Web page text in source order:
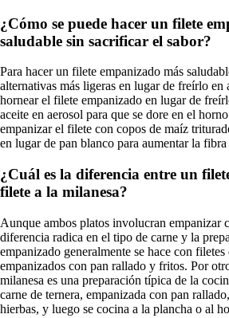
¿Cómo se puede hacer un filete
saludable sin sacrificar el sabor?
Para hacer un filete empanizado más
alternativas más ligeras en lugar de freírlo en
hornear el filete empanizado en lugar de
aceite en aerosol para que se dore en el
empanizar el filete con copos de maíz
en lugar de pan blanco para aumentar la
¿Cuál es la diferencia entre un
filete a la milanesa?
Aunque ambos platos involucran empanizar
diferencia radica en el tipo de carne y la
empanizado generalmente se hace con
empanizados con pan rallado y fritos. Por
milanesa es una preparación típica de la
carne de ternera, empanizada con pan
hierbas, y luego se cocina a la plancha o al